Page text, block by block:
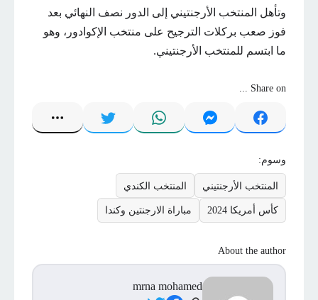
وتأهل المنتخب الأرجنتيني إلى الدور نصف النهائي بعد
فوز صعب بركلات الترجيح على منتخب الإكوادور، وهو
ما ابتسم للمنتخب الأرجنتيني.
Share on ...
وسوم:
المنتخب الأرجنتيني المنتخب الكندي
كأس أمريكا 2024 مباراة الارجنتين وكندا
About the author
mrna mohamed